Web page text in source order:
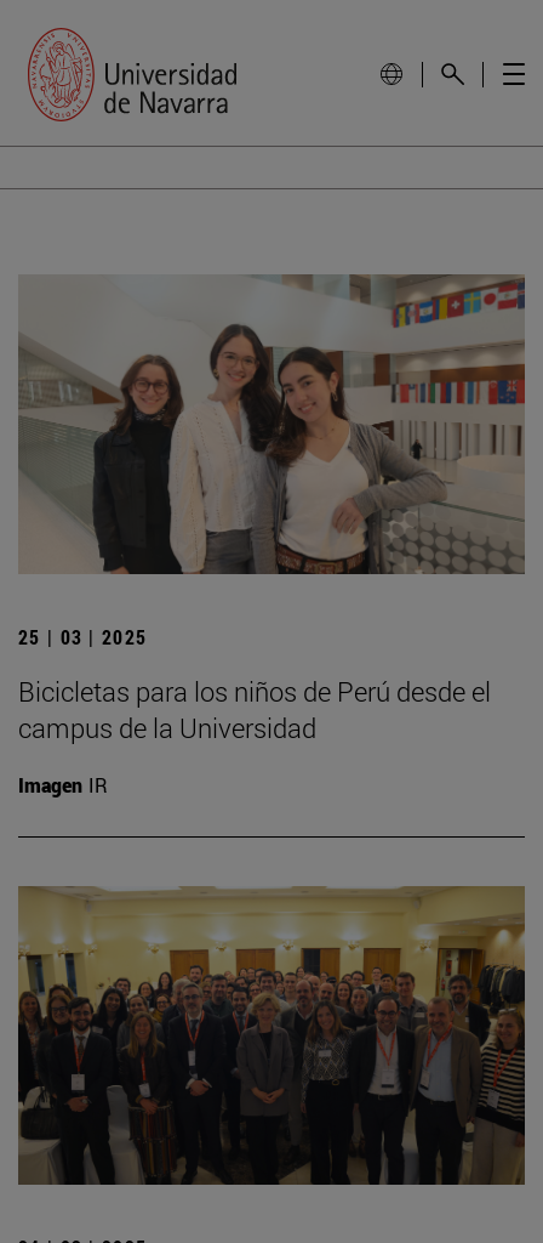
25 | 03 | 2025
Bicicletas para los niños de Perú desde el
campus de la Universidad
Imagen IR